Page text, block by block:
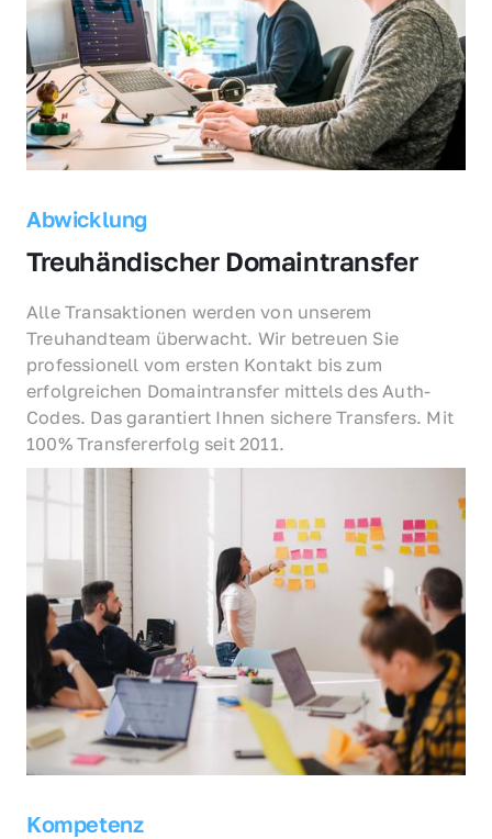
Abwicklung
Treuhändischer Domaintransfer
Alle Transaktionen werden von unserem
Treuhandteam überwacht. Wir betreuen Sie
professionell vom ersten Kontakt bis zum
erfolgreichen Domaintransfer mittels des Auth-
Codes. Das garantiert Ihnen sichere Transfers. Mit
100% Transfererfolg seit 2011.
Kompetenz